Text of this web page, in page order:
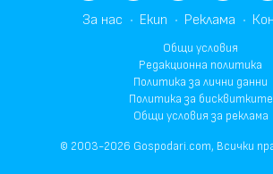
За нас Екип Реклама
Общи условия
Редакционна политика
Политика за лични данни
Политика за бисквитките
Общи условия за реклама
© 2003-2026 Gospodari.com, Всички